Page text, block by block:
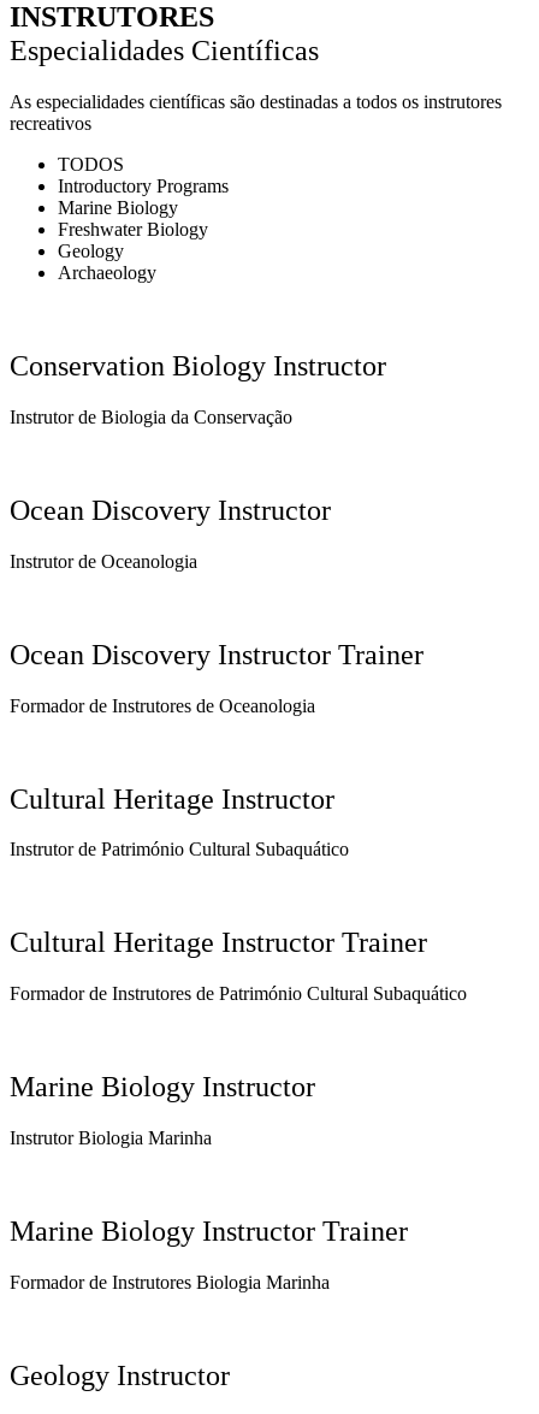
INSTRUTORES
Especialidades Científicas
As especialidades científicas são destinadas a todos os instrutores
recreativos
TODOS
Introductory Programs
Marine Biology
Freshwater Biology
Geology
Archaeology
Conservation Biology Instructor
Instrutor de Biologia da Conservação
Ocean Discovery Instructor
Instrutor de Oceanologia
Ocean Discovery Instructor Trainer
Formador de Instrutores de Oceanologia
Cultural Heritage Instructor
Instrutor de Património Cultural Subaquático
Cultural Heritage Instructor Trainer
Formador de Instrutores de Património Cultural Subaquático
Marine Biology Instructor
Instrutor Biologia Marinha
Marine Biology Instructor Trainer
Formador de Instrutores Biologia Marinha
Geology Instructor